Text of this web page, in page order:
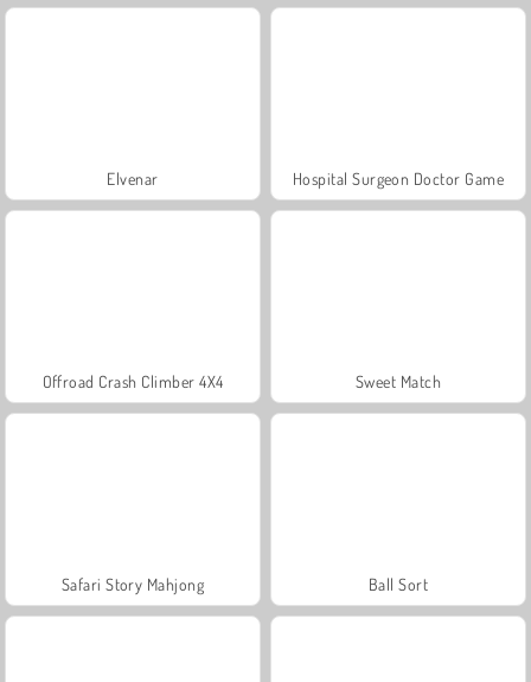
Elvenar Hospital Surgeon Doctor Game
Offroad Crash Climber 4X4 Sweet Match
Safari Story Mahjong Ball Sort